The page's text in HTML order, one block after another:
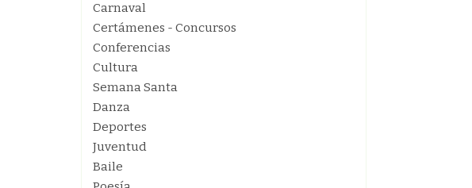
Carnaval
Certámenes - Concursos
Conferencias
Cultura
Semana Santa
Danza
Deportes
Juventud
Baile